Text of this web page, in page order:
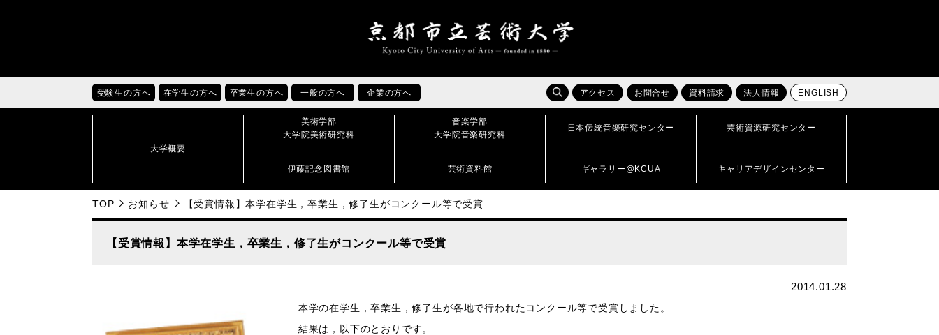
受験生の方へ 在学生の方へ 卒業生の方へ 一般の方へ 企業の方へ アクセス お問合せ 資料請求 法人情報 ENGLISH
大学概要
美術学部
大学院美術研究科
音楽学部
大学院音楽研究科
日本伝統音楽研究センター 芸術資源研究センター
伊藤記念図書館 芸術資料館 ギャラリー@KCUA キャリアデザインセンター
TOP お知らせ 【受賞情報】本学在学生，卒業生，修了生がコンクール等で受賞
【受賞情報】本学在学生，卒業生，修了生がコンクール等で受賞
2014.01.28
本学の在学生，卒業生，修了生が各地で行われたコンクール等で受賞しました。
結果は，以下のとおりです。